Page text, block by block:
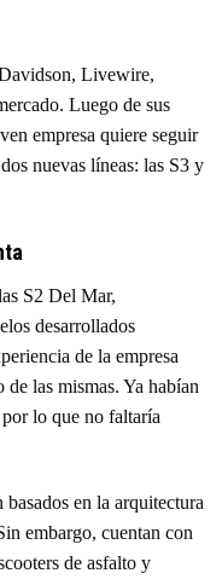
Livewire,
Luego de sus
empresa quiere seguir
nuevas líneas: las S3 y
S2 Del Mar,
desarrollados
de la empresa
de las mismas. Ya habían
lo que no faltaría
en la arquitectura
embargo, cuentan con
de asfalto y